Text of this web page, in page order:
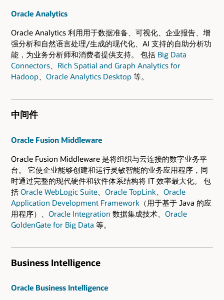
Oracle Analytics
Oracle Analytics 利用用于数据准备、可视化、企业报告、增
强分析和自然语言处理/生成的现代化、AI 支持的自助分析功
能，为业务分析师和消费者提供支持。 包括 Big Data
Connectors
Rich Spatial and Graph Analytics for
Hadoop
Oracle Analytics Desktop 等。
中间件
Oracle Fusion Middleware
Oracle Fusion Middleware 是将组织与云连接的数字业务平
台。 它使企业能够创建和运行灵敏智能的业务应用程序，同
时通过完整的现代硬件和软件体系结构将 IT 效率最大化。 包
括 Oracle WebLogic Suite Oracle TopLink
Oracle
Application Development Framework （用于基于 Java 的应
用程序）、 Oracle Integration 数据集成技术、 Oracle
GoldenGate for Big Data 等。
Business Intelligence
Oracle Business Intelligence